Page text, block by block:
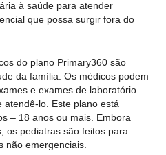
à saúde para atender
que possa surgir fora do
do plano Primary360 são
da família. Os médicos podem
e exames de laboratório
lo. Este plano está
– 18 anos ou mais. Embora
os pediatras são feitos para
não emergenciais.